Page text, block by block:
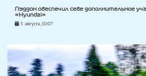
Пэддон обеспечил себе дополнительное
«Hyundai»
3 августа, 10:07